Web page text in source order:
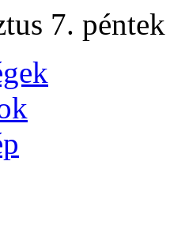
7. péntek